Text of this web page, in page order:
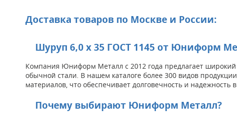
Доставка товаров по Москве и России:
Шуруп 6,0 х 35 ГОСТ 1145 от Юниформ
Компания Юниформ Металл с 2012 года предлагает
обычной стали. В нашем каталоге более 300 видов
материалов, что обеспечивает долговечность и надежность
Почему выбирают Юниформ Металл?